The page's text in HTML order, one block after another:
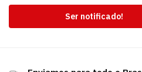
Ser notificado!